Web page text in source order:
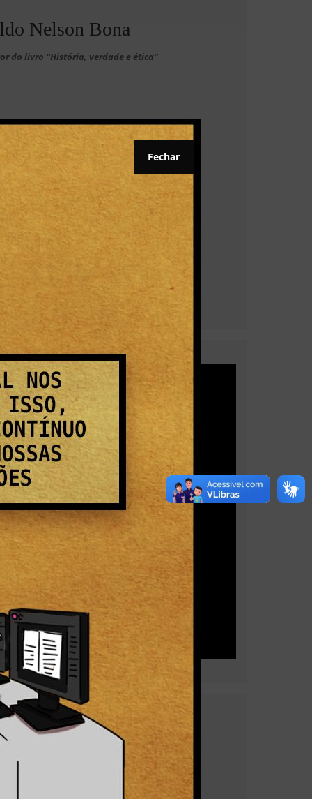
Nelson Bona
do livro “História, verdade e ética”
Dionisio
do livro “Entre Falos e Falácias”
Fechar